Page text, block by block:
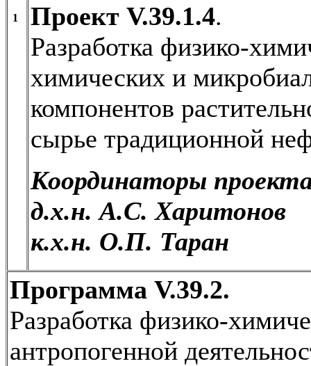
1 Проект V.39.1.4.
Разработка физико-
химических и
компонентов
сырье традиционной
Координаторы
д.х.н. А.С. Харитонов
к.х.н. О.П. Таран
Программа V.39.2.
Разработка физико-
антропогенной